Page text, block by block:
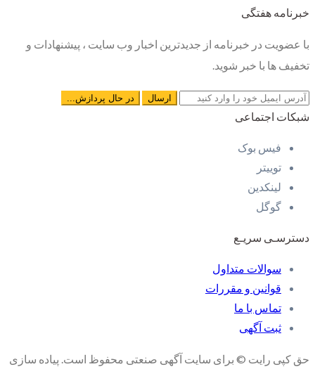
خبرنامه هفتگی
با عضویت در خبرنامه از جدیدترین اخبار وب سایت ، پیشنهادات و
تخفیف ها با خبر شوید.
شبکات اجتماعی
فیس بوک
توییتر
لینکدین
گوگل
دسترسـی سریـع
سوالات متداول
قوانین و مقررات
تماس با ما
ثبت آگهی
حق کپی رایت © برای سایت آگهی صنعتی محفوظ است. پیاده سازی